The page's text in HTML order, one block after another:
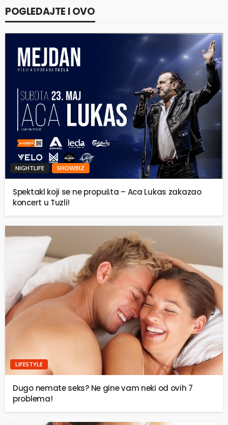
POGLEDAJTE I OVO
NIGHTLIFE SHOWBIZ
Spektakl koji se ne propušta – Aca Lukas zakazao
koncert u Tuzli!
LIFESTYLE
Dugo nemate seks? Ne gine vam neki od ovih 7
problema!